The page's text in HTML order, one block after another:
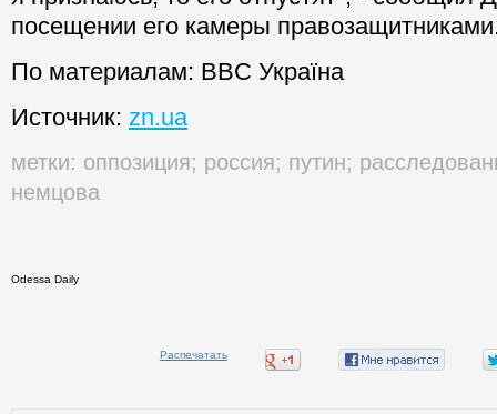
посещении его камеры
По материалам: BBC Україна
Источник: zn.ua
метки: оппозиция; россия; путин;
немцова
Odessa Daily
Распечатать